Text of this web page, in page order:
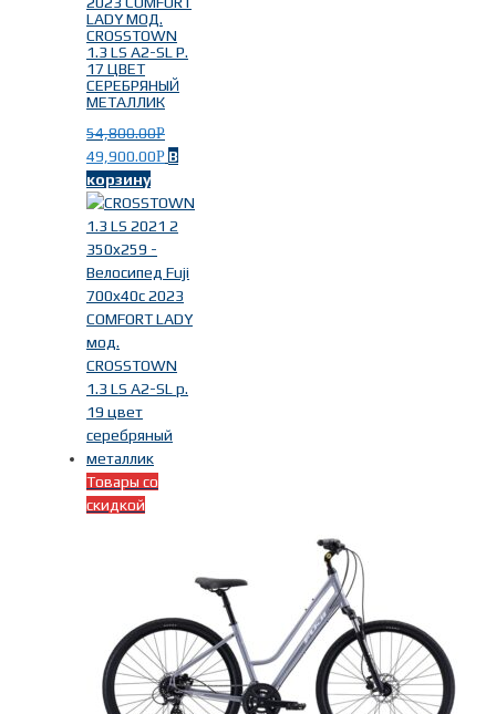
LADY МОД.
CROSSTOWN
1.3 LS A2-SL Р.
17 ЦВЕТ
СЕРЕБРЯНЫЙ
МЕТАЛЛИК
54,800.00Р
49,900.00Р В
корзину
Товары со
скидкой